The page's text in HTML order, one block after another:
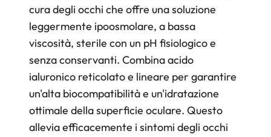
cura degli occhi che offre una soluzione
leggermente ipoosmolare, a bassa
viscosità, sterile con un pH fisiologico e
senza conservanti. Combina acido
ialuronico reticolato e lineare per garantire
un'alta biocompatibilità e un'idratazione
ottimale della superficie oculare. Questo
allevia efficacemente i sintomi degli occhi